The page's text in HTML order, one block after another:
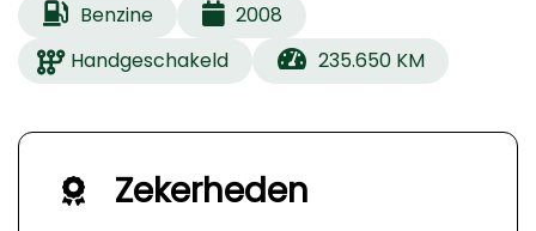
Benzine
2008
Handgeschakeld
235.650 KM
Zekerheden